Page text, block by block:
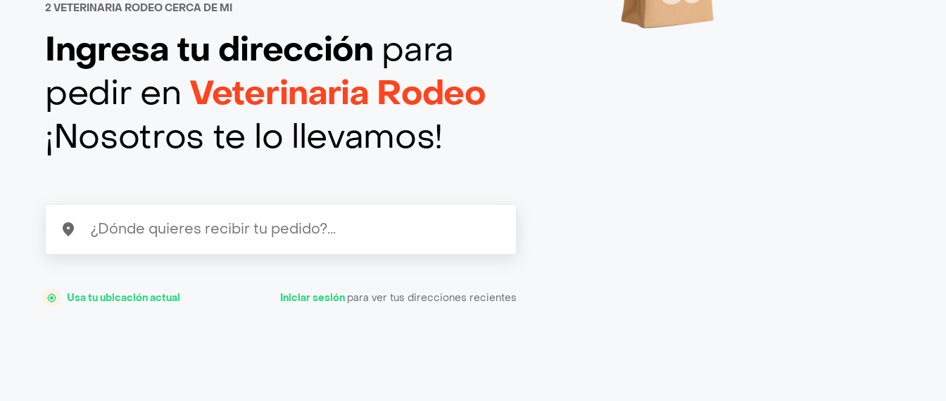
2 VETERINARIA RODEO CERCA DE MI
Ingresa tu dirección para
pedir en Veterinaria Rodeo
¡Nosotros te lo llevamos!
Usa tu ubicación actual Iniciar sesión para ver tus direcciones recientes